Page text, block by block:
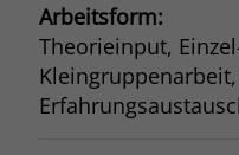
Arbeitsform:
Theorieinput,